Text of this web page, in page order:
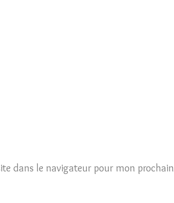
dans le navigateur pour mon prochain